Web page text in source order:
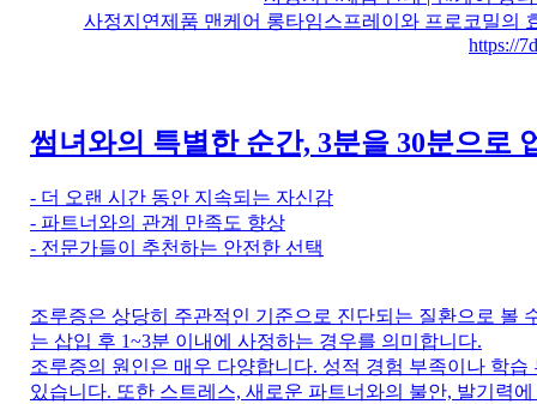
사정지연제품 맨케어 롱타임스프레이와 프로코밀의
https://
썸녀와의 특별한 순간, 3분을 30분으로
- 더 오랜 시간 동안 지속되는 자신감
- 파트너와의 관계 만족도 향상
- 전문가들이 추천하는 안전한 선택
조루증은 상당히 주관적인 기준으로 진단되는 질환으로 볼
는 삽입 후 1~3분 이내에 사정하는 경우를 의미합니다.
조루증의 원인은 매우 다양합니다. 성적 경험 부족이나 학
있습니다. 또한 스트레스, 새로운 파트너와의 불안, 발기력